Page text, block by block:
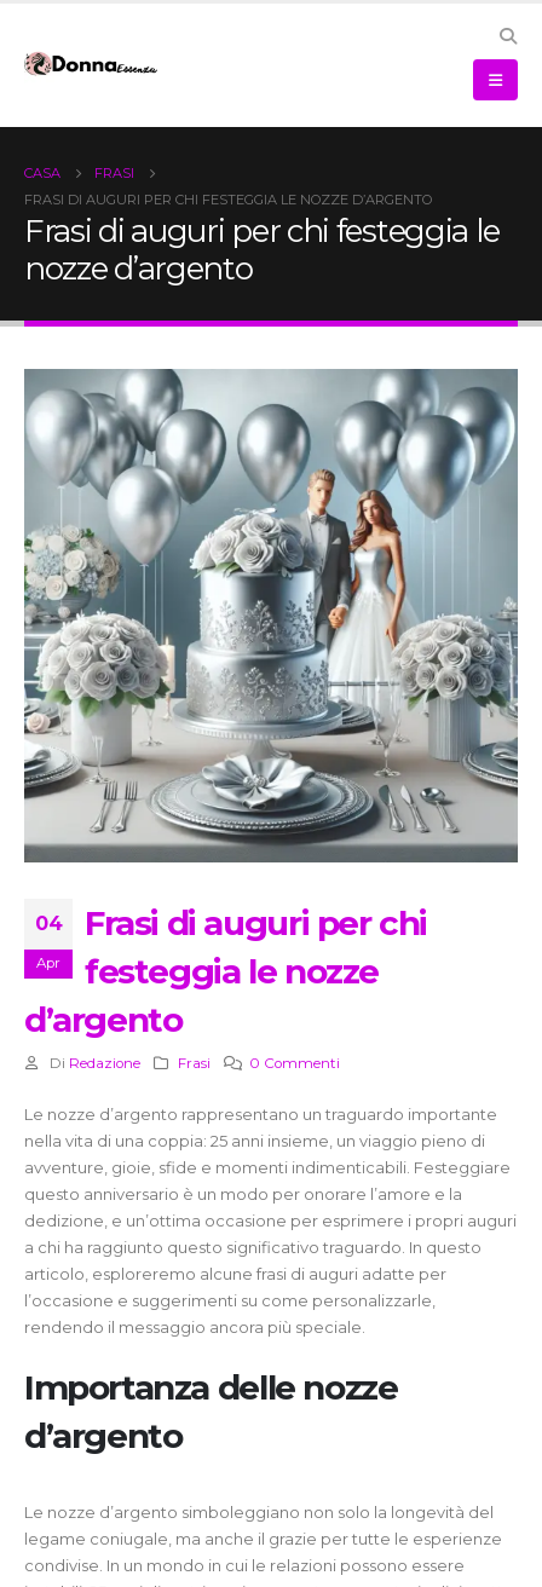
CASA
FRASI
FRASI DI AUGURI PER CHI FESTEGGIA LE NOZZE D’ARGENTO
Frasi di auguri per chi festeggia le
nozze d’argento
04
Apr
Frasi di auguri per chi
festeggia le nozze
d’argento
Di Redazione Frasi 0 Commenti
Le nozze d’argento rappresentano un traguardo importante
nella vita di una coppia: 25 anni insieme, un viaggio pieno di
avventure, gioie, sfide e momenti indimenticabili. Festeggiare
questo anniversario è un modo per onorare l’amore e la
dedizione, e un’ottima occasione per esprimere i propri auguri
a chi ha raggiunto questo significativo traguardo. In questo
articolo, esploreremo alcune frasi di auguri adatte per
l’occasione e suggerimenti su come personalizzarle,
rendendo il messaggio ancora più speciale.
Importanza delle nozze
d’argento
Le nozze d’argento simboleggiano non solo la longevità del
legame coniugale, ma anche il grazie per tutte le esperienze
condivise. In un mondo in cui le relazioni possono essere